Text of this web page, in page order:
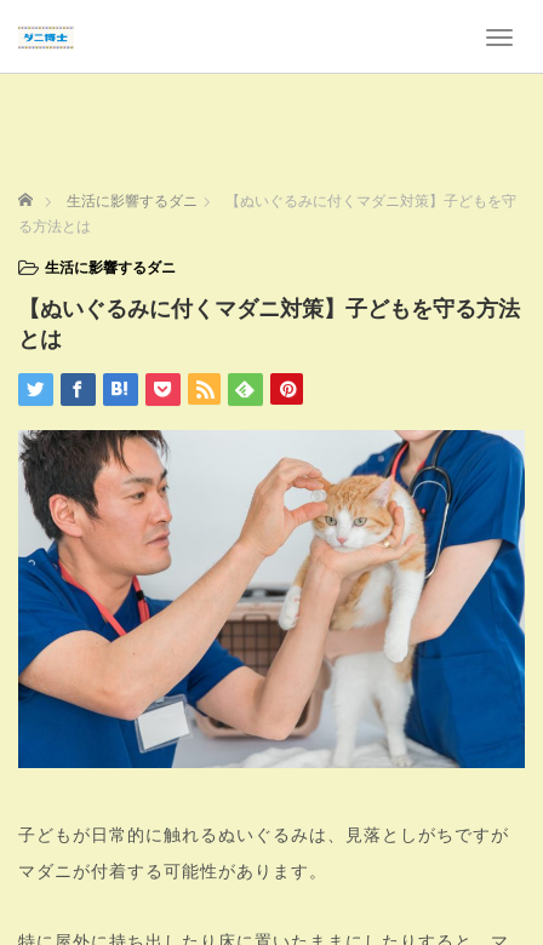
T
a
a
ホーム 生活に影響するダニ
【ぬいぐるみに付くマダニ対策】子どもを守
る方法とは
生活に影響するダニ
【ぬいぐるみに付くマダニ対策】子どもを守る方法
とは
子どもが日常的に触れるぬいぐるみは、見落としがちですが
マダニが付着する可能性があります。
特に屋外に持ち出したり床に置いたままにしたりすると、マ